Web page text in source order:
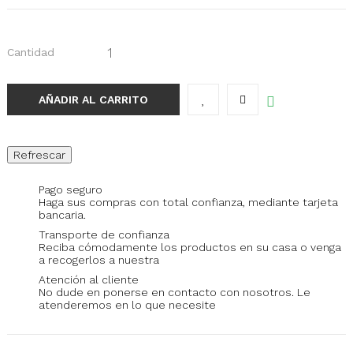
Cantidad
AÑADIR AL CARRITO
Pago seguro
Haga sus compras con total confianza, mediante tarjeta
bancaria.
Transporte de confianza
Reciba cómodamente los productos en su casa o venga
a recogerlos a nuestra
Atención al cliente
No dude en ponerse en contacto con nosotros. Le
atenderemos en lo que necesite